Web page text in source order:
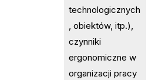
technologicznych
, obiektów, itp.),
czynniki
ergonomiczne w
organizacji pracy